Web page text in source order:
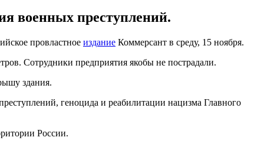
военных преступлений.
провластное издание Коммерсант в среду, 15 ноября.
Сотрудники предприятия якобы не пострадали.
здания.
геноцида и реабилитации нацизма Главного
России.